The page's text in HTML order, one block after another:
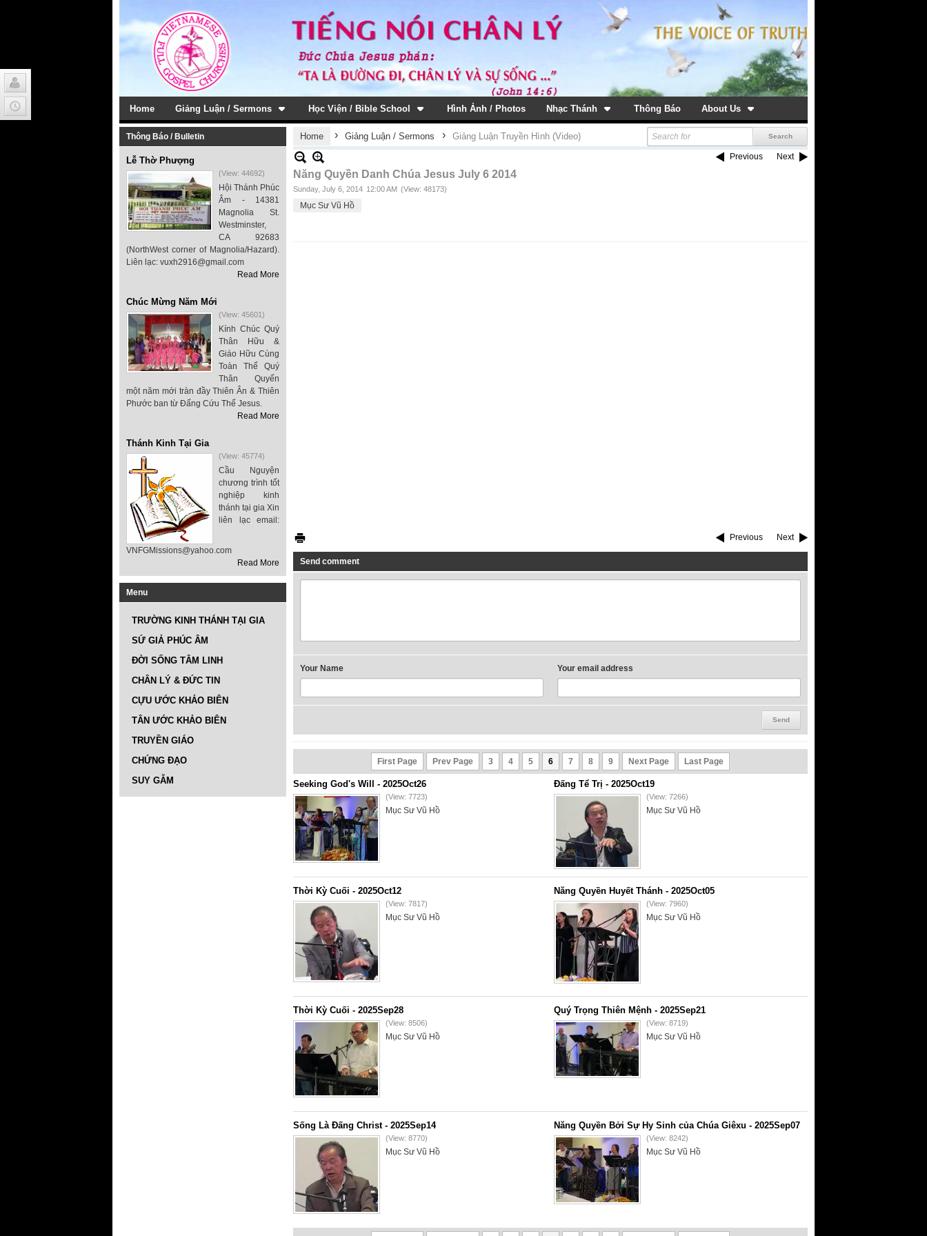
Home Giảng Luận / Sermons Học Viện / Bible School Hình Ảnh / Photos Nhạc Thánh Thông Báo About Us
Thông Báo / Bulletin
Lễ Thờ Phượng
(View: 44692)
Hội Thánh Phúc
Âm - 14381
Magnolia St.
Westminster,
CA 92683
(NorthWest corner of Magnolia/Hazard).
Liên lạc: vuxh2916@gmail.com
Read More
Chúc Mừng Năm Mới
(View: 45601)
Kính Chúc Quý
Thân Hữu &
Giáo Hữu Cùng
Toàn Thể Quý
Thân Quyến
một năm mới tràn đầy Thiên Ân & Thiên
Phước ban từ Đấng Cứu Thế Jesus.
Read More
Thánh Kinh Tại Gia
(View: 45774)
Cầu Nguyện
chương trình tốt
nghiệp kinh
thánh tại gia Xin
liên lạc email:
VNFGMissions@yahoo.com
Read More
Menu
TRƯỜNG KINH THÁNH TẠI GIA
SỨ GIẢ PHÚC ÂM
ĐỜI SỐNG TÂM LINH
CHÂN LÝ & ĐỨC TIN
CỰU ƯỚC KHẢO BIÊN
TÂN ƯỚC KHẢO BIÊN
TRUYỀN GIÁO
CHỨNG ĐẠO
SUY GẪM
Home › Giảng Luận / Sermons › Giảng Luận Truyền Hình (Video)
Previous Next
Năng Quyền Danh Chúa Jesus July 6 2014
Sunday, July 6, 2014 12:00 AM (View: 48173)
Mục Sư Vũ Hồ
Previous Next
Send comment
Your Name Your email address
First Page Prev Page 3 4 5 6 7 8 9 Next Page Last Page
Seeking God's Will - 2025Oct26
(View: 7723)
Mục Sư Vũ Hồ
Đấng Tể Trị - 2025Oct19
(View: 7266)
Mục Sư Vũ Hồ
Thời Kỳ Cuối - 2025Oct12
(View: 7817)
Mục Sư Vũ Hồ
Năng Quyền Huyết Thánh - 2025Oct05
(View: 7960)
Mục Sư Vũ Hồ
Thời Kỳ Cuối - 2025Sep28
(View: 8506)
Mục Sư Vũ Hồ
Quý Trọng Thiên Mệnh - 2025Sep21
(View: 8719)
Mục Sư Vũ Hồ
Sống Là Đấng Christ - 2025Sep14
(View: 8770)
Mục Sư Vũ Hồ
Năng Quyền Bởi Sự Hy Sinh của Chúa Giêxu - 2025Sep07
(View: 8242)
Mục Sư Vũ Hồ